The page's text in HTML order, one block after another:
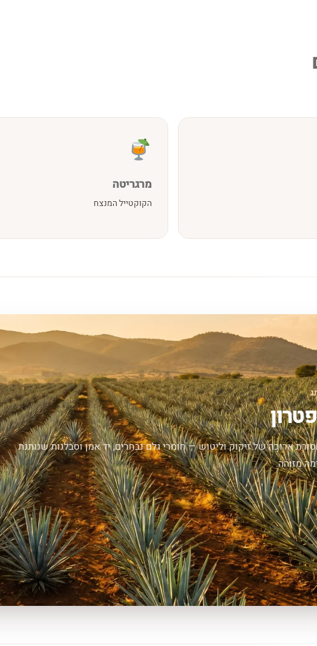
מרגריטה
הקוקטייל המנצח
ארוכה של זיקוק וליטוש — חומרי גלם נבחרים, יד אמן וסבלנות שנותנת
מזוהה.